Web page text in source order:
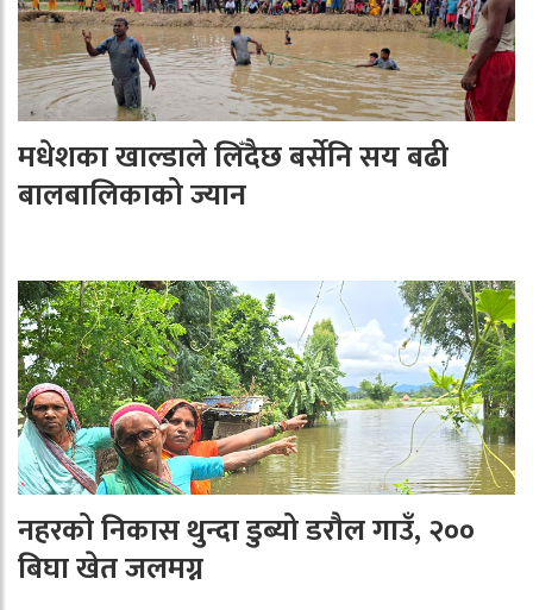
मधेशका खाल्डाले लिँदैछ बर्सेनि सय बढी
बालबालिकाको ज्यान
नहरको निकास थुन्दा डुब्यो डरौल गाउँ, २००
बिघा खेत जलमग्न